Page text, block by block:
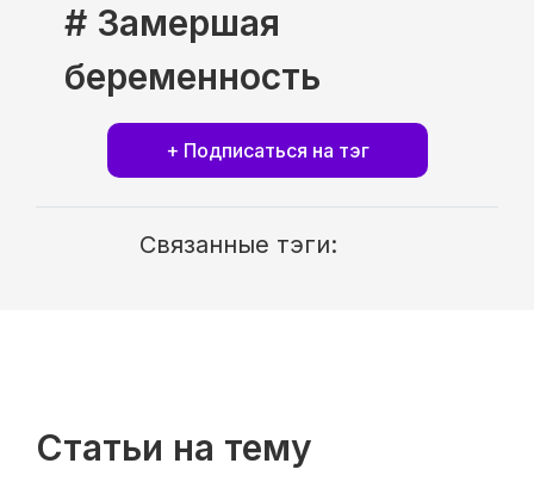
# Замершая
беременность
+ Подписаться на тэг
Связанные тэги:
Статьи на тему